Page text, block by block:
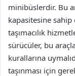
minibüslerdir. Bu
kapasitesine
taşımacılık
sürücüler, bu
kurallarına
taşınması için